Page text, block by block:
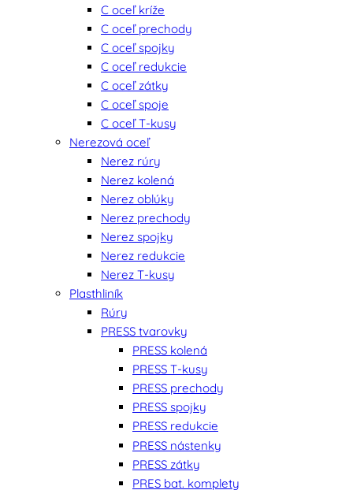
C oceľ kríže
C oceľ prechody
C oceľ spojky
C oceľ redukcie
C oceľ zátky
C oceľ spoje
C oceľ T-kusy
Nerezová oceľ
Nerez rúry
Nerez kolená
Nerez oblúky
Nerez prechody
Nerez spojky
Nerez redukcie
Nerez T-kusy
Plasthliník
Rúry
PRESS tvarovky
PRESS kolená
PRESS T-kusy
PRESS prechody
PRESS spojky
PRESS redukcie
PRESS nástenky
PRESS zátky
PRES bat. komplety